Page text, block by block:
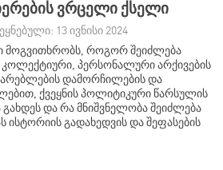
ვრცელი ქსელი
13 ივნისი 2024
მოგვითხრობს, როგორ შეიძლება
პერსონალური არქივების
დამორჩილების და
ქვეყნის პოლიტიკური წარსულის
გახდეს და რა მნიშვნელობა შეიძლება
ისტორიის გადახედვის და შეფასების